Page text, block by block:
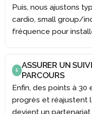
Puis, nous ajustons
cardio, small group/
fréquence pour
5
ASSURER UN
PARCOURS
Enfin, des points à 30
progrès et réajustent
devient un partenariat